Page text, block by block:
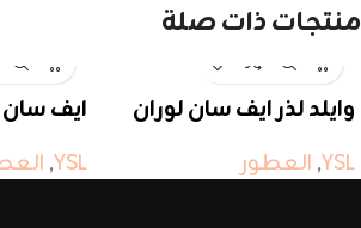
منتجات ذات صلة
وايلد لذر ايف سان لوران
YSL
, العطور
ايف سان
YSL
,